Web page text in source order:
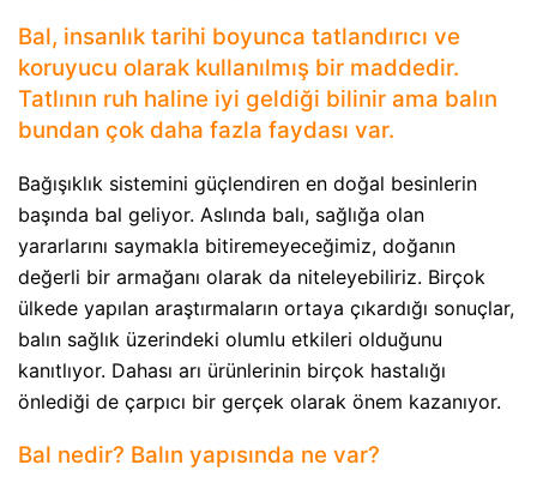
Bal, insanlık tarihi boyunca tatlandırıcı ve
koruyucu olarak kullanılmış bir maddedir.
Tatlının ruh haline iyi geldiği bilinir ama balın
bundan çok daha fazla faydası var.
Bağışıklık sistemini güçlendiren en doğal besinlerin
başında bal geliyor. Aslında balı, sağlığa olan
yararlarını saymakla bitiremeyeceğimiz, doğanın
değerli bir armağanı olarak da niteleyebiliriz. Birçok
ülkede yapılan araştırmaların ortaya çıkardığı sonuçlar,
balın sağlık üzerindeki olumlu etkileri olduğunu
kanıtlıyor. Dahası arı ürünlerinin birçok hastalığı
önlediği de çarpıcı bir gerçek olarak önem kazanıyor.
Bal nedir? Balın yapısında ne var?